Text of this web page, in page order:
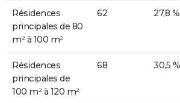
Résidences
principales de 80
m² à 100 m²
62 27,8 %
Résidences
principales de
100 m² à 120 m²
68 30,5 %